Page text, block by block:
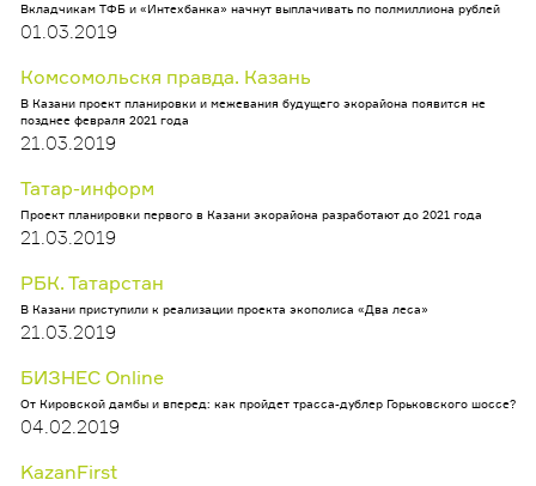
Вкладчикам ТФБ и «Интехбанка» начнут выплачивать по полмиллиона рублей
01.03.2019
Комсомольскя правда. Казань
В Казани проект планировки и межевания будущего экорайона появится не
позднее февраля 2021 года
21.03.2019
Татар-информ
Проект планировки первого в Казани экорайона разработают до 2021 года
21.03.2019
РБК. Татарстан
В Казани приступили к реализации проекта экополиса «Два леса»
21.03.2019
БИЗНЕС Online
От Кировской дамбы и вперед: как пройдет трасса-дублер Горьковского шоссе?
04.02.2019
KazanFirst